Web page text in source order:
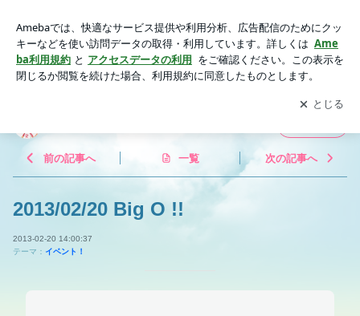
アプリをダウンロードして ブログの更新通知
を受け取りまし
ょう。
開く
前の記事へ 一覧 次の記事へ
2013/02/20 Big O !!
2013-02-20 14:00:37
テーマ： イベント！